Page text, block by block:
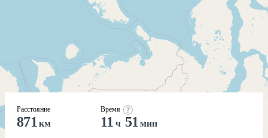
Расстояние
871 км
Время
11 ч 51 мин